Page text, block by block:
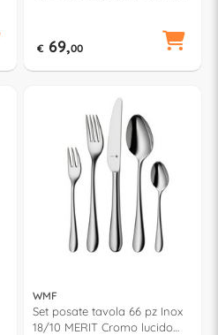
€ 69,00
WMF
Set posate tavola 66 pz Inox
18/10 MERIT Cromo lucido